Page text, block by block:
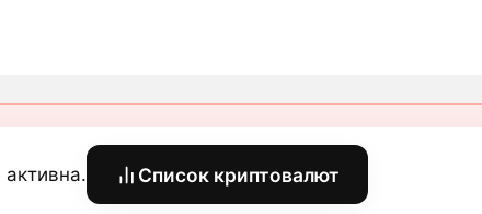
активна. Список криптовалют